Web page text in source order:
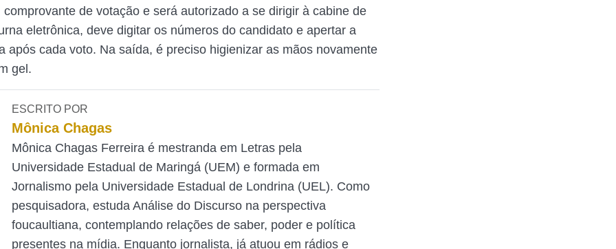
comprovante de votação e será autorizado a se dirigir à cabine de
eletrônica, deve digitar os números do candidato e apertar a
após cada voto. Na saída, é preciso higienizar as mãos novamente
gel.
ESCRITO POR
Mônica Chagas
Mônica Chagas Ferreira é mestranda em Letras pela
Universidade Estadual de Maringá (UEM) e formada em
Jornalismo pela Universidade Estadual de Londrina (UEL). Como
pesquisadora, estuda Análise do Discurso na perspectiva
foucaultiana, contemplando relações de saber, poder e política
presentes na mídia. Enquanto jornalista, já atuou em rádios e